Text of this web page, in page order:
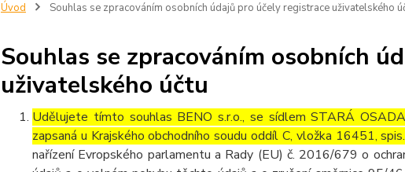
Úvod Souhlas se zpracováním osobních údajů pro účely registrace uživatelského
Souhlas se zpracováním osobních
uživatelského účtu
Udělujete tímto souhlas BENO s.r.o., se sídlem STARÁ
zapsaná u Krajského obchodního soudu oddíl C, vložka 16451,
nařízení Evropského parlamentu a Rady (EU) č. 2016/679 o